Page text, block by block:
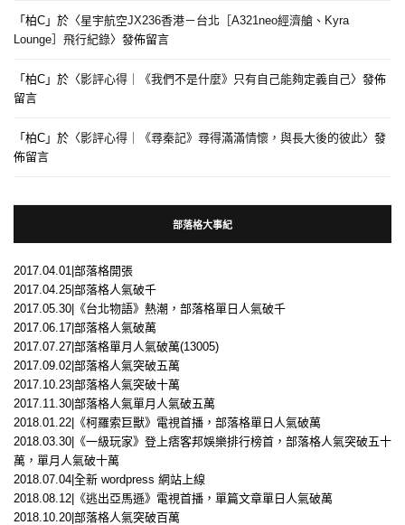
「 柏C 」於〈星宇航空JX236香港－台北［A321neo經濟艙、Kyra
Lounge］飛行紀錄〉發佈留言
「 柏C 」於〈影評心得｜《我們不是什麼》只有自己能夠定義自己〉發佈
留言
「 柏C 」於〈影評心得｜《尋秦記》尋得滿滿情懷，與長大後的彼此〉發
佈留言
部落格大事紀
2017.04.01|部落格開張
2017.04.25|部落格人氣破千
2017.05.30|《台北物語》熱潮，部落格單日人氣破千
2017.06.17|部落格人氣破萬
2017.07.27|部落格單月人氣破萬(13005)
2017.09.02|部落格人氣突破五萬
2017.10.23|部落格人氣突破十萬
2017.11.30|部落格人氣單月人氣破五萬
2018.01.22|《柯羅索巨獸》電視首播，部落格單日人氣破萬
2018.03.30|《一級玩家》登上痞客邦娛樂排行榜首，部落格人氣突破五十
萬，單月人氣破十萬
2018.07.04|全新 wordpress 網站上線
2018.08.12|《逃出亞馬遜》電視首播，單篇文章單日人氣破萬
2018.10.20|部落格人氣突破百萬